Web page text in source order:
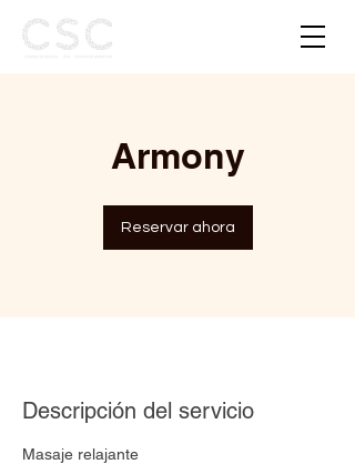
Armony
Reservar ahora
Descripción del servicio
Masaje relajante